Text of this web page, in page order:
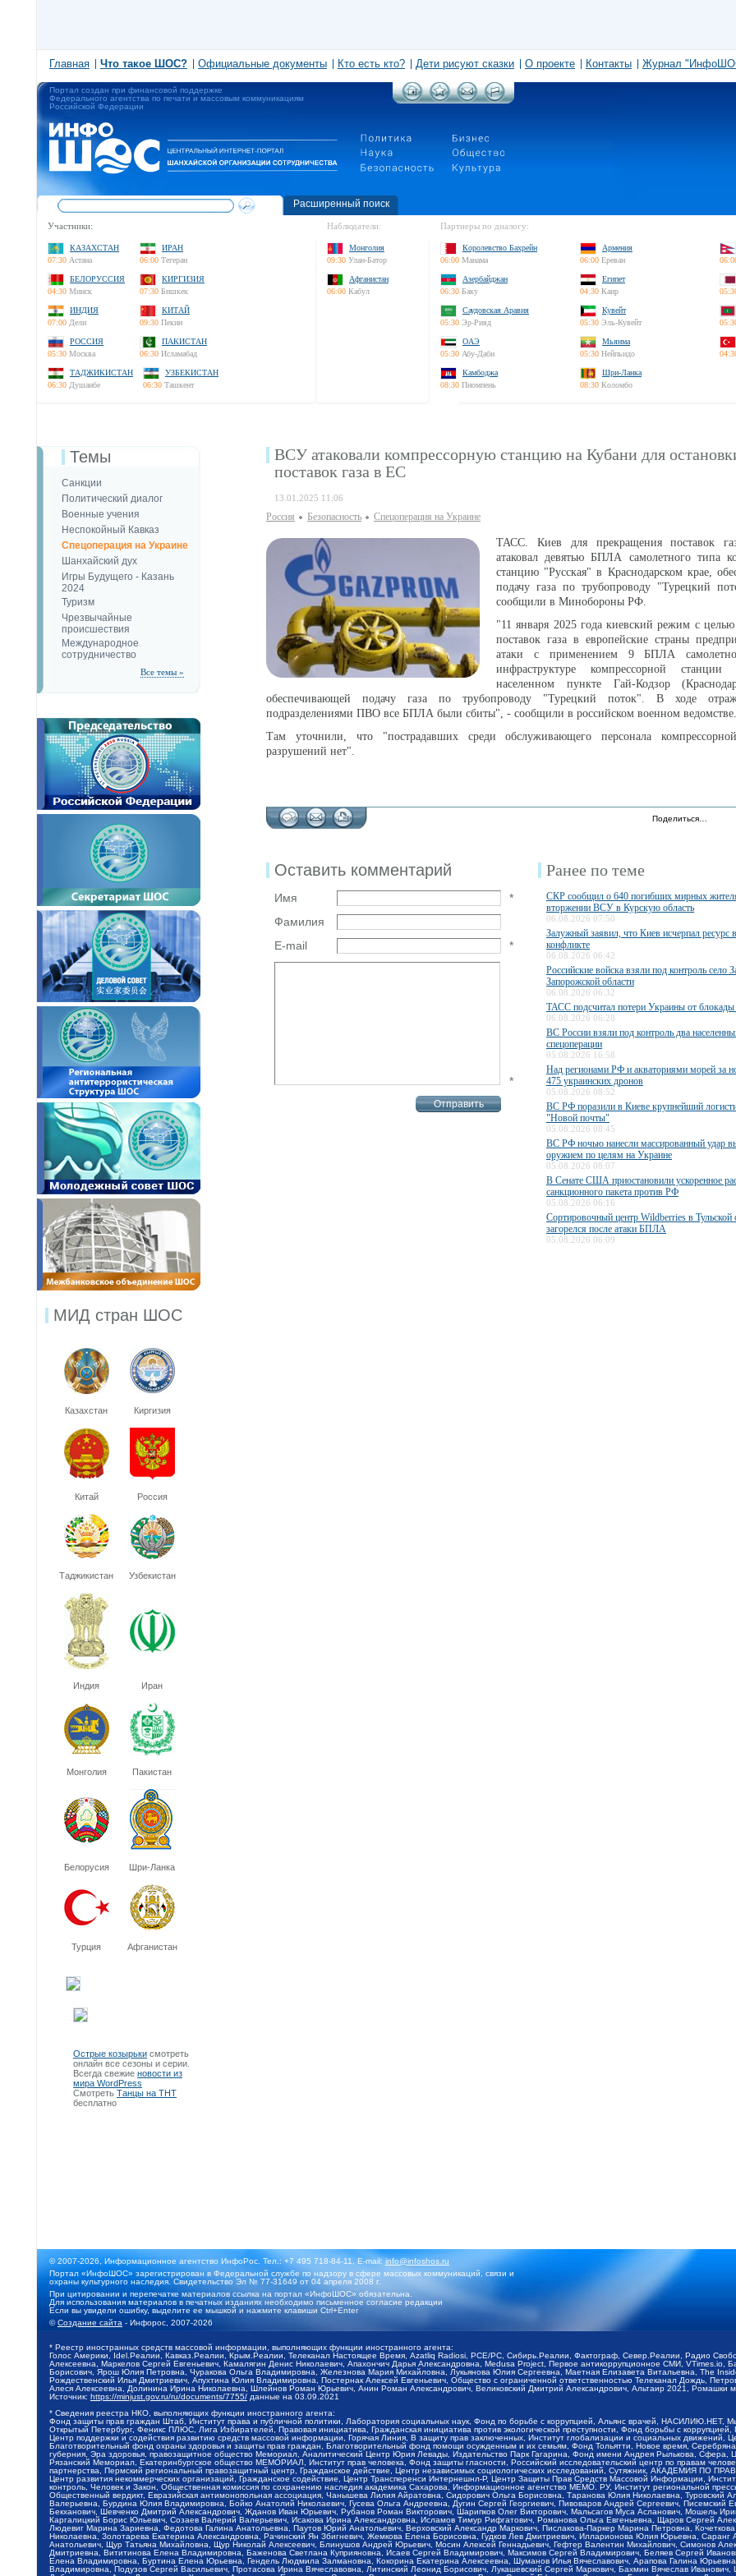
Главная Что такое ШОС? Официальные документы Кто есть кто? Дети рисуют сказки О проекте Контакты Журнал
Портал создан при финансовой поддержке
Федерального агентства по печати и массовым коммуникациям
Российской Федерации
Расширенный поиск
Участники:
КАЗАХСТАН
07:30 Астана
ИРАН
06:00 Тегеран
БЕЛОРУССИЯ
04:30 Минск
КИРГИЗИЯ
07:30 Бишкек
ИНДИЯ
07:00 Дели
КИТАЙ
09:30 Пекин
РОССИЯ
05:30 Москва
ПАКИСТАН
06:30 Исламабад
ТАДЖИКИСТАН
06:30 Душанбе
УЗБЕКИСТАН
06:30 Ташкент
Наблюдатели:
Монголия
09:30 Улан-Батор
Афганистан
06:00 Кабул
Партнеры по диалогу:
Королевство Бахрейн
06:00 Манама
Армения
06:00 Ереван
Азербайджан
06:30 Баку
Египет
04:30 Каир
Саудовская Аравия
05:30 Эр-Рияд
Кувейт
05:30 Эль-Кувейт
ОАЭ
05:30 Абу-Даби
Мьянма
05:30 Нейпьидо
Камбоджа
08:30 Пномпень
Шри-Ланка
08:30 Коломбо
Темы
Санкции
Политический диалог
Военные учения
Неспокойный Кавказ
Спецоперация на Украине
Шанхайский дух
Игры Будущего - Казань
2024
Туризм
Чрезвычайные
происшествия
Международное
сотрудничество
Все темы »
МИД стран ШОС
Казахстан Киргизия
Китай Россия
Таджикистан Узбекистан
Индия Иран
Монголия Пакистан
Белорусия Шри-Ланка
Турция Афганистан
Острые козырьки смотреть
онлайн все сезоны и серии.
Всегда свежие новости из
мира WordPress
Смотреть Танцы на ТНТ
бесплатно
ВСУ атаковали компрессорную станцию на Кубани для
поставок газа в ЕС
13.01.2025 11:06
Россия Безопаcность Спецоперация на Украине
ТАСС. Киев для прекращения поставок
атаковал девятью БПЛА самолетного типа
станцию "Русская" в Краснодарском крае,
подачу газа по трубопроводу "Турецкий
сообщили в Минобороны РФ.
"11 января 2025 года киевский режим с
поставок газа в европейские страны
атаки с применением 9 БПЛА
инфраструктуре компрессорной
населенном пункте Гай-Кодзор
обеспечивающей подачу газа по трубопроводу "Турецкий поток". В ходе
подразделениями ПВО все БПЛА были сбиты", - сообщили в российском военном ведомстве.
Там уточнили, что "пострадавших среди обслуживающего персонала
разрушений нет".
Поделиться…
Оставить комментарий
Имя
*
Фамилия
E-mail
*
*
Ранее по теме
СКР сообщил о 640 погибших мирных
вторжении ВСУ в Курскую область
06.08.2026 07:50
Залужный заявил, что Киев исчерпал ресурс
конфликте
06.08.2026 06:42
Российские войска взяли под контроль село
Запорожской области
06.08.2026 06:32
ТАСС подсчитал потери Украины от блокады
06.08.2026 06:28
ВС России взяли под контроль два
спецоперации
05.08.2026 16:58
Над регионами РФ и акваториями морей за
475 украинских дронов
05.08.2026 08:52
ВС РФ поразили в Киеве крупнейший
"Новой почты"
05.08.2026 08:45
ВС РФ ночью нанесли массированный удар
оружием по целям на Украине
05.08.2026 08:07
В Сенате США приостановили ускоренное
санкционного пакета против РФ
05.08.2026 06:16
Сортировочный центр Wildberries в Тульской
загорелся после атаки БПЛА
05.08.2026 06:09
© 2007-2026, Информационное агентство ИнфоРос. Тел.: +7 495 718-84-11, E-mail:info@infoshos.ru
Портал «ИнфоШОС» зарегистрирован в Федеральной службе по надзору в сфере массовых коммуникаций, связи и
охраны культурного наследия. Свидетельство Эл № 77-31649 от 04 апреля 2008 г.
При цитировании и перепечатке материалов ссылка на портал «ИнфоШОС» обязательна.
Для использования материалов в печатных изданиях необходимо письменное согласие редакции
Если вы увидели ошибку, выделите ее мышкой и нажмите клавиши Ctrl+Enter
©Создание сайта - Инфорос, 2007-2026
* Реестр иностранных средств массовой информации, выполняющих функции иностранного агента:
Голос Америки, Idel.Реалии, Кавказ.Реалии, Крым.Реалии, Телеканал Настоящее Время, Azatliq Radiosi, PCE/PC, Сибирь.Реалии, Фактограф, Север.Реалии, Радио
Алексеевна, Маркелов Сергей Евгеньевич, Камалягин Денис Николаевич, Апахончич Дарья Александровна, Medusa Project, Первое антикоррупционное СМИ,
Борисович, Ярош Юлия Петровна, Чуракова Ольга Владимировна, Железнова Мария Михайловна, Лукьянова Юлия Сергеевна, Маетная Елизавета Витальевна, The
Рождественский Илья Дмитриевич, Апухтина Юлия Владимировна, Постернак Алексей Евгеньевич, Общество с ограниченной ответственностью Телеканал Дождь,
Алеся Алексеевна, Долинина Ирина Николаевна, Шлейнов Роман Юрьевич, Анин Роман Александрович, Великовский Дмитрий Александрович, Альтаир 2021, Ромашки
Источник: https://minjust.gov.ru/ru/documents/7755/ данные на 03.09.2021
* Сведения реестра НКО, выполняющих функции иностранного агента:
Фонд защиты прав граждан Штаб, Институт права и публичной политики, Лаборатория социальных наук, Фонд по борьбе с коррупцией, Альянс врачей,
Открытый Петербург, Феникс ПЛЮС, Лига Избирателей, Правовая инициатива, Гражданская инициатива против экологической преступности, Фонд борьбы с
Центр поддержки и содействия развитию средств массовой информации, Горячая Линия, В защиту прав заключенных, Институт глобализации и социальных
Благотворительный фонд охраны здоровья и защиты прав граждан, Благотворительный фонд помощи осужденным и их семьям, Фонд Тольятти, Новое время,
губерния, Эра здоровья, правозащитное общество Мемориал, Аналитический Центр Юрия Левады, Издательство Парк Гагарина, Фонд имени Андрея Рылькова,
Рязанский Мемориал, Екатеринбургское общество МЕМОРИАЛ, Институт прав человека, Фонд защиты гласности, Российский исследовательский центр по правам
партнерства, Пермский региональный правозащитный центр, Гражданское действие, Центр независимых социологических исследований, Сутяжник, АКАДЕМИЯ ПО
Центр развития некоммерческих организаций, Гражданское содействие, Центр Трансперенси Интернешнл-Р, Центр Защиты Прав Средств Массовой Информации,
контроль, Человек и Закон, Общественная комиссия по сохранению наследия академика Сахарова, Информационное агентство МЕМО. РУ, Институт региональной
Общественный вердикт, Евразийская антимонопольная ассоциация, Чанышева Лилия Айратовна, Сидорович Ольга Борисовна, Таранова Юлия Николаевна, Туровский
Валерьевна, Бурдина Юлия Владимировна, Бойко Анатолий Николаевич, Гусева Ольга Андреевна, Дугин Сергей Георгиевич, Пивоваров Андрей Сергеевич, Писемский
Бекханович, Шевченко Дмитрий Александрович, Жданов Иван Юрьевич, Рубанов Роман Викторович, Шарипков Олег Викторович, Мальсагов Муса Асланович, Мошель
Каргалицкий Борис Юльевич, Созаев Валерий Валерьевич, Исакова Ирина Александровна, Исламов Тимур Рифгатович, Романова Ольга Евгеньевна, Щаров Сергей
Людевиг Марина Зариевна, Федотова Галина Анатольевна, Паутов Юрий Анатольевич, Верховский Александр Маркович, Пислакова-Паркер Марина Петровна,
Николаевна, Золотарева Екатерина Александровна, Рачинский Ян Збигневич, Жемкова Елена Борисовна, Гудков Лев Дмитриевич, Илларионова Юлия Юрьевна,
Анатольевич, Щур Татьяна Михайловна, Щур Николай Алексеевич, Блинушов Андрей Юрьевич, Мосин Алексей Геннадьевич, Гефтер Валентин Михайлович, Симонов
Дмитриевна, Вититинова Елена Владимировна, Баженова Светлана Куприяновна, Исаев Сергей Владимирович, Максимов Сергей Владимирович, Беляев Сергей
Елена Владимировна, Буртина Елена Юрьевна, Гендель Людмила Залмановна, Кокорина Екатерина Алексеевна, Шуманов Илья Вячеславович, Арапова Галина
Владимировна, Подузов Сергей Васильевич, Протасова Ирина Вячеславовна, Литинский Леонид Борисович, Лукашевский Сергей Маркович, Бахмин Вячеслав